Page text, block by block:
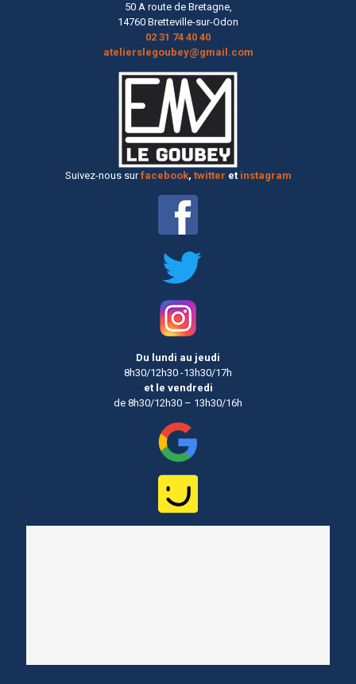
50 A route de Bretagne,
14760 Bretteville-sur-Odon
02 31 74 40 40
atelierslegoubey@gmail.com
Suivez-nous surfacebook, twitter et instagram
Du lundi au jeudi
8h30/12h30 -13h30/17h
et le vendredi
de 8h30/12h30 – 13h30/16h